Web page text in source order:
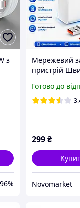
з
96%
Мережевий
пристрій
зарядний
USB-кабель
Готово до
299 ₴
Novomarket